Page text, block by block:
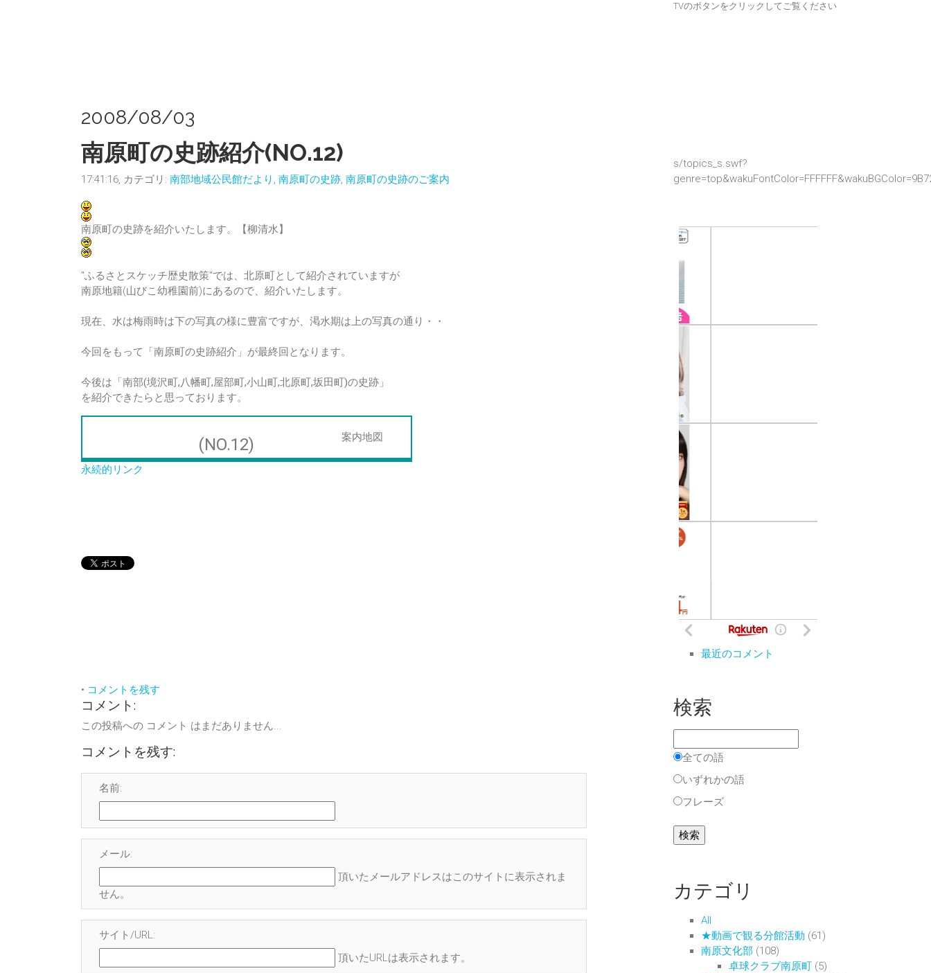
2008/08/03
南原町の史跡紹介(NO.12)
17:41:16, カテゴリ: 南部地域公民館だより , 南原町の史跡, 南原町の史跡のご案内
南原町の史跡を紹介いたします。【柳清水】
"ふるさとスケッチ歴史散策"では、北原町として紹介されていますが
南原地籍(山びこ幼稚園前)にあるので、紹介いたします。
現在、水は梅雨時は下の写真の様に豊富ですが、渇水期は上の写真の通り・・
今回をもって 「南原町の史跡紹介」が最終回 となります。
今後は 「南部(境沢町,八幡町,屋部町,小山町,北原町,坂田町)の史跡」
を紹介できたらと思っております。
(NO.12) 案内地図
永続的リンク
• コメントを残す
コメント:
この投稿への コメント はまだありません...
コメントを残す:
名前:
メール:
頂いたメールアドレスはこのサイトに表示されま
せん。
サイト/URL:
頂いたURLは表示されます。
TVのボタンをクリックしてご覧ください
s/topics_s.swf?
最近のコメント
検索
全ての語
いずれかの語
フレーズ
カテゴリ
All
★動画で観る分館活動 (61)
南原文化部 (108)
卓球クラブ南原町 (5)